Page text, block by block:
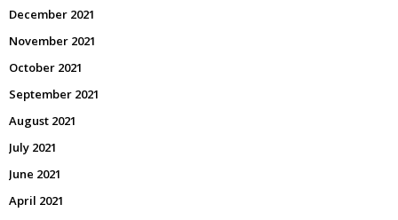
December 2021
November 2021
October 2021
September 2021
August 2021
July 2021
June 2021
April 2021